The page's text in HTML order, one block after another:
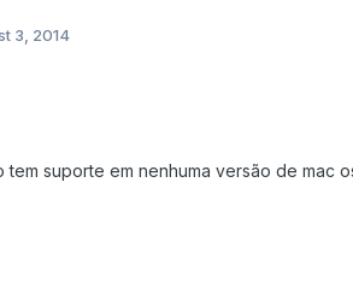
3, 2014
tem suporte em nenhuma versão de mac